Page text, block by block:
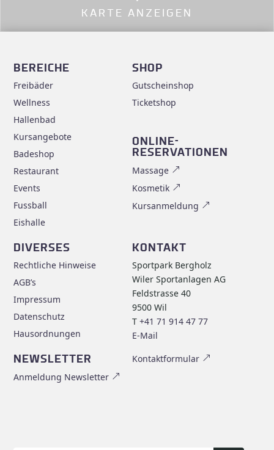
KARTE ANZEIGEN
BEREICHE
Freibäder
Wellness
Hallenbad
Kursangebote
Badeshop
Restaurant
Events
Fussball
Eishalle
SHOP
Gutscheinshop
Ticketshop
ONLINE-
RESERVATIONEN
Massage
Kosmetik
Kursanmeldung
DIVERSES
Rechtliche Hinweise
AGB’s
Impressum
Datenschutz
Hausordnungen
NEWSLETTER
Anmeldung Newsletter
KONTAKT
Sportpark Bergholz
Wiler Sportanlagen AG
Feldstrasse 40
9500 Wil
T +41 71 914 47 77
E-Mail
Kontaktformular